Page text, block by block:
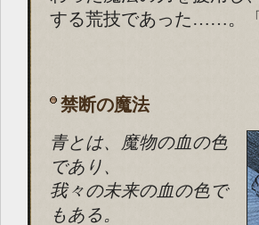
する荒技であった……。
禁断の魔法
青とは、魔物の血の色
であり、
我々の未来の血の色で
もある。